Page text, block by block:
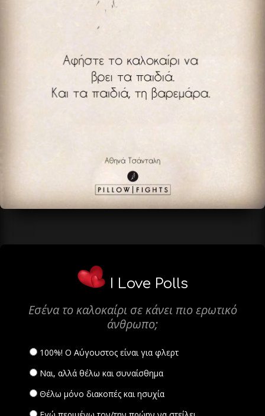
I Love Polls
Εσένα το καλοκαίρι σε κάνει πιο ερωτικό
άνθρωπο;
100%! Ο Αύγουστος είναι για φλερτ
Ναι, αλλά θέλω και συναίσθημα
Θέλω μόνο διακοπές και ησυχία